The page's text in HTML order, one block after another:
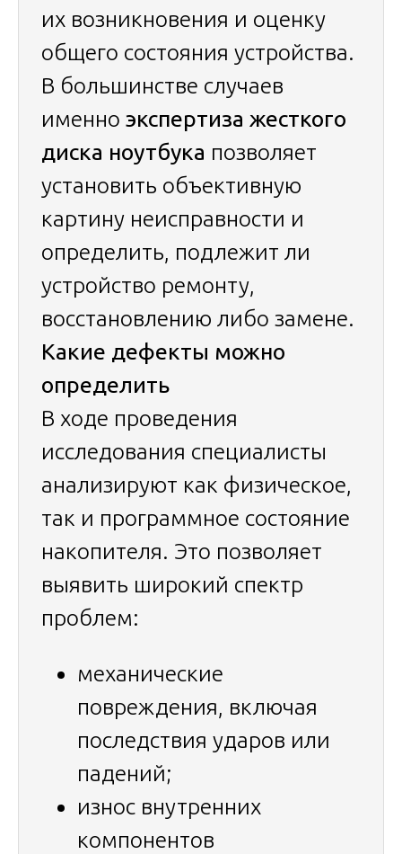
их возникновения и оценку
общего состояния устройства.
В большинстве случаев
именно экспертиза жесткого
диска ноутбука позволяет
установить объективную
картину неисправности и
определить, подлежит ли
устройство ремонту,
восстановлению либо замене.
Какие дефекты можно
определить
В ходе проведения
исследования специалисты
анализируют как физическое,
так и программное состояние
накопителя. Это позволяет
выявить широкий спектр
проблем:
механические
повреждения, включая
последствия ударов или
падений;
износ внутренних
компонентов